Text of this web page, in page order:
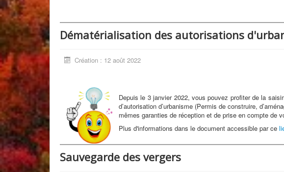
Dématérialisation des autorisations
Création : 12 août 2022
Depuis le 3 janvier 2022, vous pouvez profiter de la
d’autorisation d’urbanisme (Permis de construire,
mêmes garanties de réception et de prise en compte de
Plus d'informations dans le document accessible par ce
Sauvegarde des vergers